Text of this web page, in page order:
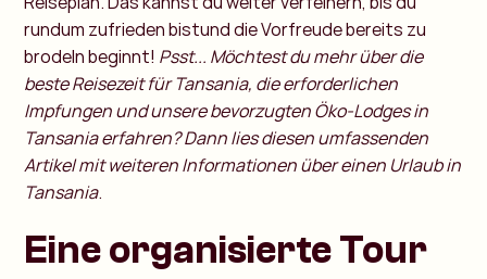
rundum zufrieden bistund die Vorfreude bereits zu
brodeln beginnt! Psst... Möchtest du mehr über die
beste Reisezeit für Tansania, die erforderlichen
Impfungen und unsere bevorzugten Öko-Lodges in
Tansania erfahren? Dann lies diesen umfassenden
Artikel mit weiteren Informationen über einen Urlaub in
Tansania.
Eine organisierte Tour